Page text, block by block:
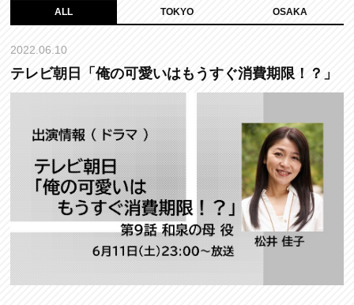
ALL TOKYO OSAKA
2022.06.10
テレビ朝日「俺の可愛いはもうすぐ消費期限！？」